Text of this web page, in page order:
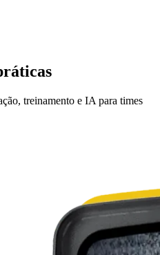
treinamento e IA para times